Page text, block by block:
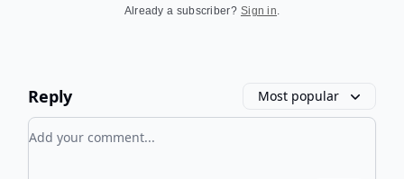
Already a subscriber? Sign in.
Reply Most popular
Add your comment